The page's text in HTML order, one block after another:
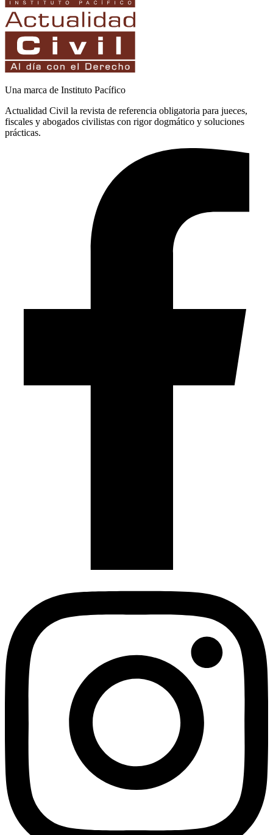
Una marca de Instituto Pacífico
Actualidad Civil la revista de referencia obligatoria para jueces,
fiscales y abogados civilistas con rigor dogmático y soluciones
prácticas.